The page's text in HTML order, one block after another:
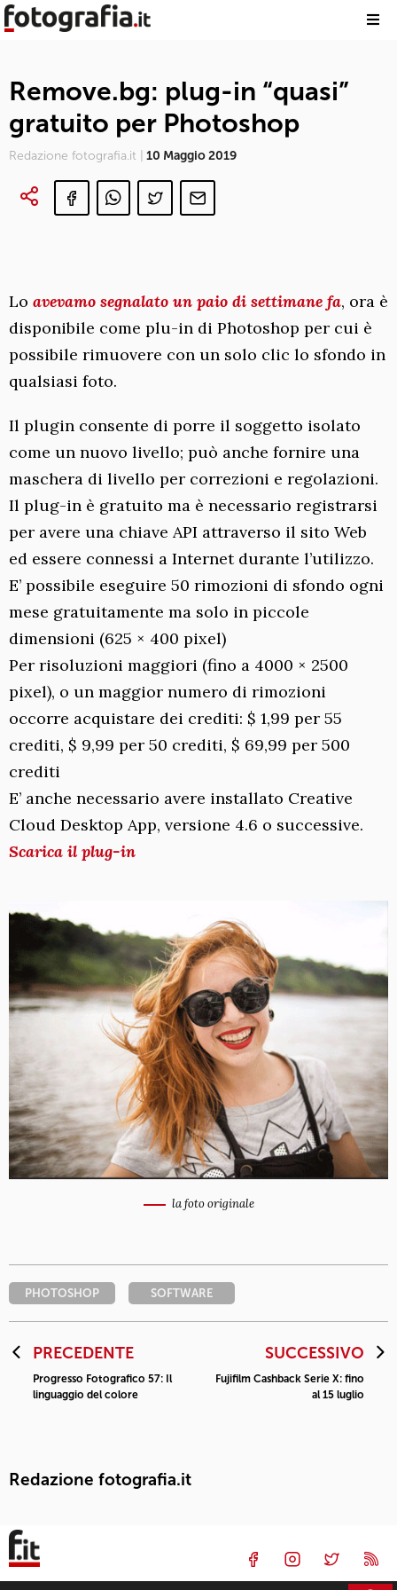
Remove.bg: plug-in “quasi”
gratuito per Photoshop
Redazione fotografia.it | 10 Maggio 2019
Lo avevamo segnalato un paio di settimane fa, ora è
disponibile come plu-in di Photoshop per cui è
possibile rimuovere con un solo clic lo sfondo in
qualsiasi foto.
Il plugin consente di porre il soggetto isolato
come un nuovo livello; può anche fornire una
maschera di livello per correzioni e regolazioni.
Il plug-in è gratuito ma è necessario registrarsi
per avere una chiave API attraverso il sito Web
ed essere connessi a Internet durante l’utilizzo.
E’ possibile eseguire 50 rimozioni di sfondo ogni
mese gratuitamente ma solo in piccole
dimensioni (625 × 400 pixel)
Per risoluzioni maggiori (fino a 4000 × 2500
pixel), o un maggior numero di rimozioni
occorre acquistare dei crediti: $ 1,99 per 55
crediti, $ 9,99 per 50 crediti, $ 69,99 per 500
crediti
E’ anche necessario avere installato Creative
Cloud Desktop App, versione 4.6 o successive.
Scarica il plug-in
la foto originale
PHOTOSHOP SOFTWARE
PRECEDENTE
Progresso Fotografico 57: Il
linguaggio del colore
SUCCESSIVO
Fujifilm Cashback Serie X: fino
al 15 luglio
Redazione fotografia.it